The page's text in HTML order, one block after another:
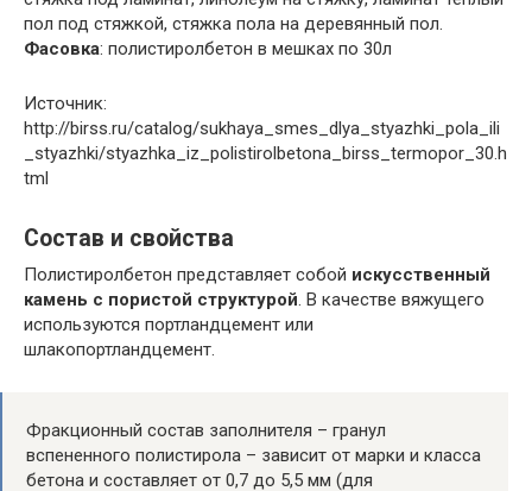
пол под стяжкой, стяжка пола на деревянный пол.
Фасовка: полистиролбетон в мешках по 30л
Источник:
http://birss.ru/catalog/sukhaya_smes_dlya_styazhki_pola_ili
_styazhki/styazhka_iz_polistirolbetona_birss_termopor_30.h
tml
Состав и свойства
Полистиролбетон представляет собой искусственный
камень с пористой структурой. В качестве вяжущего
используются портландцемент или
шлакопортландцемент.
Фракционный состав заполнителя – гранул
вспененного полистирола – зависит от марки и класса
бетона и составляет от 0,7 до 5,5 мм (для